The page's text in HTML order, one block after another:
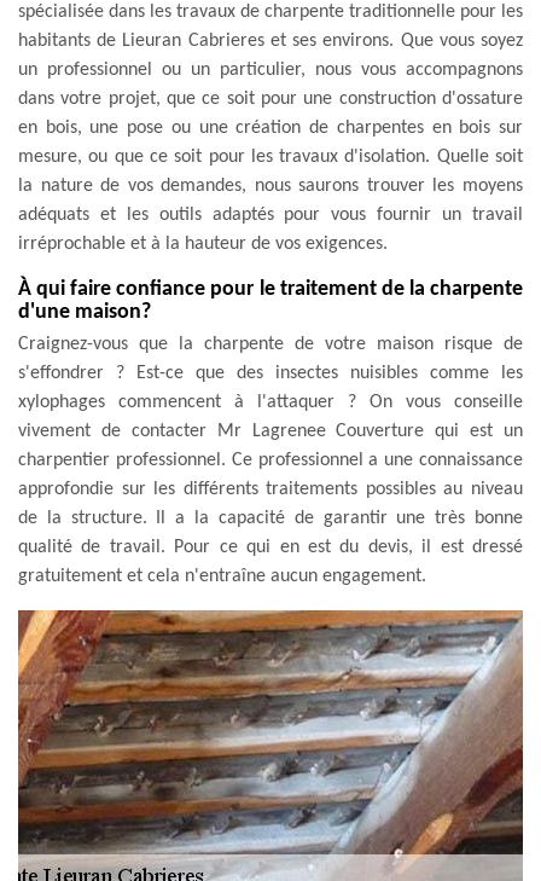
spécialisée dans les travaux de charpente traditionnelle pour les
habitants de Lieuran Cabrieres et ses environs. Que vous soyez
un professionnel ou un particulier, nous vous accompagnons
dans votre projet, que ce soit pour une construction d'ossature
en bois, une pose ou une création de charpentes en bois sur
mesure, ou que ce soit pour les travaux d'isolation. Quelle soit
la nature de vos demandes, nous saurons trouver les moyens
adéquats et les outils adaptés pour vous fournir un travail
irréprochable et à la hauteur de vos exigences.
À qui faire confiance pour le traitement de la charpente
d'une maison?
Craignez-vous que la charpente de votre maison risque de
s'effondrer ? Est-ce que des insectes nuisibles comme les
xylophages commencent à l'attaquer ? On vous conseille
vivement de contacter Mr Lagrenee Couverture qui est un
charpentier professionnel. Ce professionnel a une connaissance
approfondie sur les différents traitements possibles au niveau
de la structure. Il a la capacité de garantir une très bonne
qualité de travail. Pour ce qui en est du devis, il est dressé
gratuitement et cela n'entraîne aucun engagement.